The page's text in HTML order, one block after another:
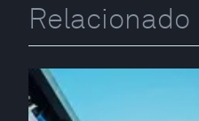
Relacionado